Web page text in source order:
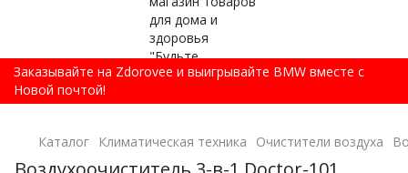
Заказывайте на Zdorovee и выигрывайте BMW вместе с
Новой почтой!
Каталог Климатическая техника Очистители воздуха